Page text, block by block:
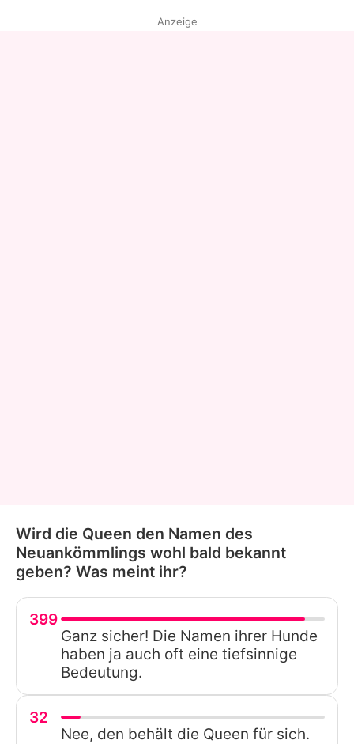
Anzeige
Wird die Queen den Namen des
Neuankömmlings wohl bald bekannt
geben? Was meint ihr?
399
Ganz sicher! Die Namen ihrer Hunde
haben ja auch oft eine tiefsinnige
Bedeutung.
32
Nee, den behält die Queen für sich.